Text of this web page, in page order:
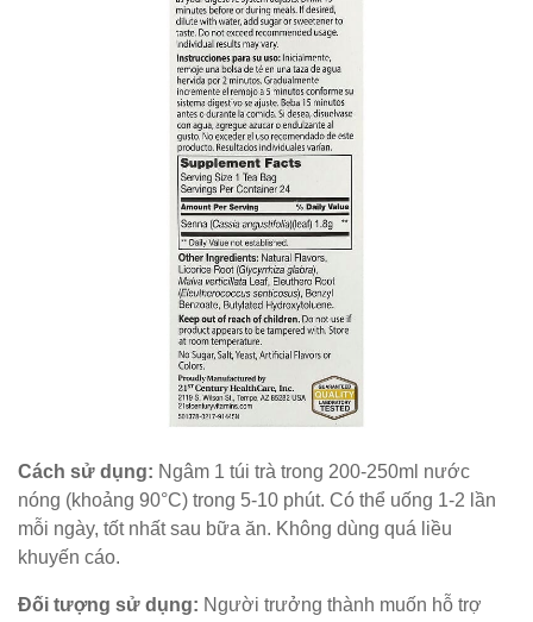
Cách sử dụng: Ngâm 1 túi trà trong 200-250ml nước
nóng (khoảng 90°C) trong 5-10 phút. Có thể uống 1-2 lần
mỗi ngày, tốt nhất sau bữa ăn. Không dùng quá liều
khuyến cáo.
Đối tượng sử dụng: Người trưởng thành muốn hỗ trợ